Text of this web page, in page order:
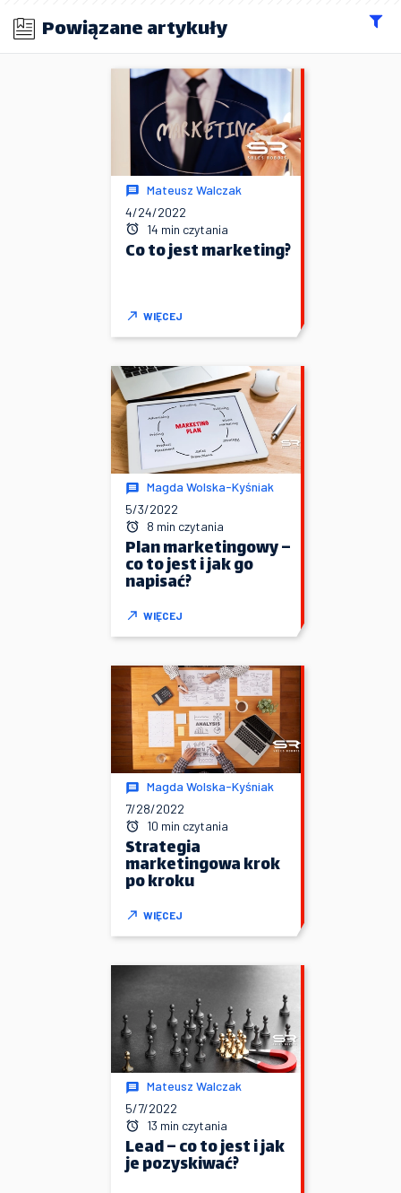
Powiązane artykuły
Mateusz Walczak
4/24/2022
14 min czytania
Co to jest marketing?
WIĘCEJ
Magda Wolska-Kyśniak
5/3/2022
8 min czytania
Plan marketingowy –
co to jest i jak go
napisać?
WIĘCEJ
Magda Wolska-Kyśniak
7/28/2022
10 min czytania
Strategia
marketingowa krok
po kroku
WIĘCEJ
Mateusz Walczak
5/7/2022
13 min czytania
Lead – co to jest i jak
je pozyskiwać?